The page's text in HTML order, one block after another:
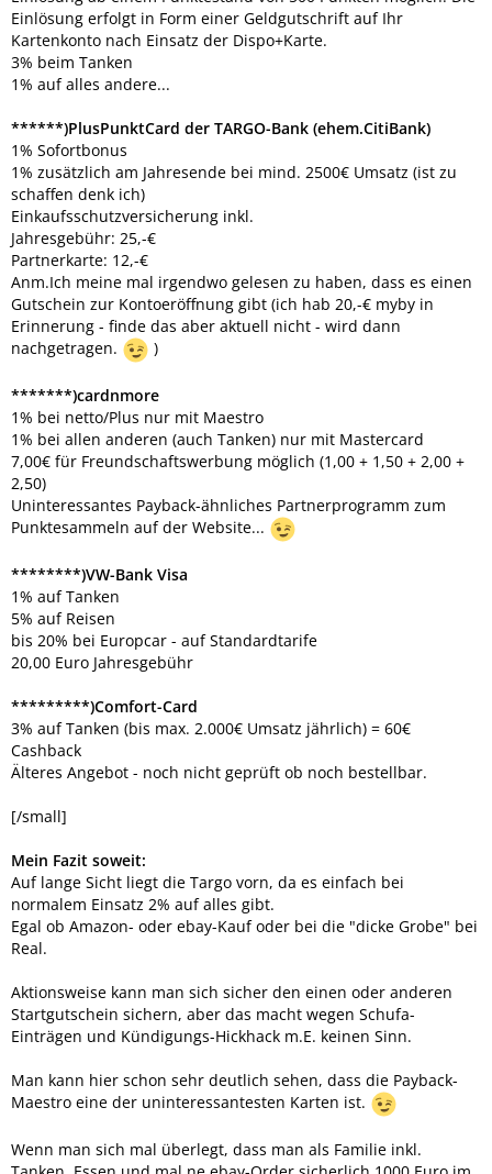
Einlösung erfolgt in Form einer Geldgutschrift auf Ihr
Kartenkonto nach Einsatz der Dispo+Karte.
3% beim Tanken
1% auf alles andere...
******)PlusPunktCard der TARGO-Bank (ehem.CitiBank)
1% Sofortbonus
1% zusätzlich am Jahresende bei mind. 2500€ Umsatz (ist zu
schaffen denk ich)
Einkaufsschutzversicherung inkl.
Jahresgebühr: 25,-€
Partnerkarte: 12,-€
Anm.Ich meine mal irgendwo gelesen zu haben, dass es einen
Gutschein zur Kontoeröffnung gibt (ich hab 20,-€ myby in
Erinnerung - finde das aber aktuell nicht - wird dann
nachgetragen.
)
*******)cardnmore
1% bei netto/Plus nur mit Maestro
1% bei allen anderen (auch Tanken) nur mit Mastercard
7,00€ für Freundschaftswerbung möglich (1,00 + 1,50 + 2,00 +
2,50)
Uninteressantes Payback-ähnliches Partnerprogramm zum
Punktesammeln auf der Website...
********)VW-Bank Visa
1% auf Tanken
5% auf Reisen
bis 20% bei Europcar - auf Standardtarife
20,00 Euro Jahresgebühr
*********)Comfort-Card
3% auf Tanken (bis max. 2.000€ Umsatz jährlich) = 60€
Cashback
Älteres Angebot - noch nicht geprüft ob noch bestellbar.
[/small]
Mein Fazit soweit:
Auf lange Sicht liegt die Targo vorn, da es einfach bei
normalem Einsatz 2% auf alles gibt.
Egal ob Amazon- oder ebay-Kauf oder bei die "dicke Grobe" bei
Real.
Aktionsweise kann man sich sicher den einen oder anderen
Startgutschein sichern, aber das macht wegen Schufa-
Einträgen und Kündigungs-Hickhack m.E. keinen Sinn.
Man kann hier schon sehr deutlich sehen, dass die Payback-
Maestro eine der uninteressantesten Karten ist.
Wenn man sich mal überlegt, dass man als Familie inkl.